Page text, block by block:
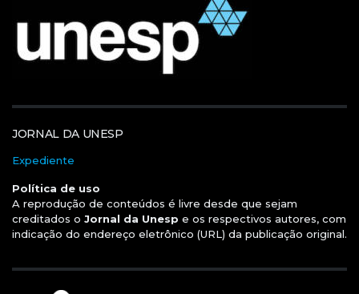
JORNAL DA UNESP
Expediente
Política de uso
A reprodução de conteúdos é livre desde que sejam
creditados o Jornal da Unesp e os respectivos autores, com
indicação do endereço eletrônico (URL) da publicação original.